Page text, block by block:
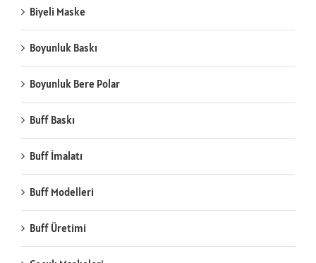
Biyeli Maske
Boyunluk Baskı
Boyunluk Bere Polar
Buff Baskı
Buff İmalatı
Buff Modelleri
Buff Üretimi